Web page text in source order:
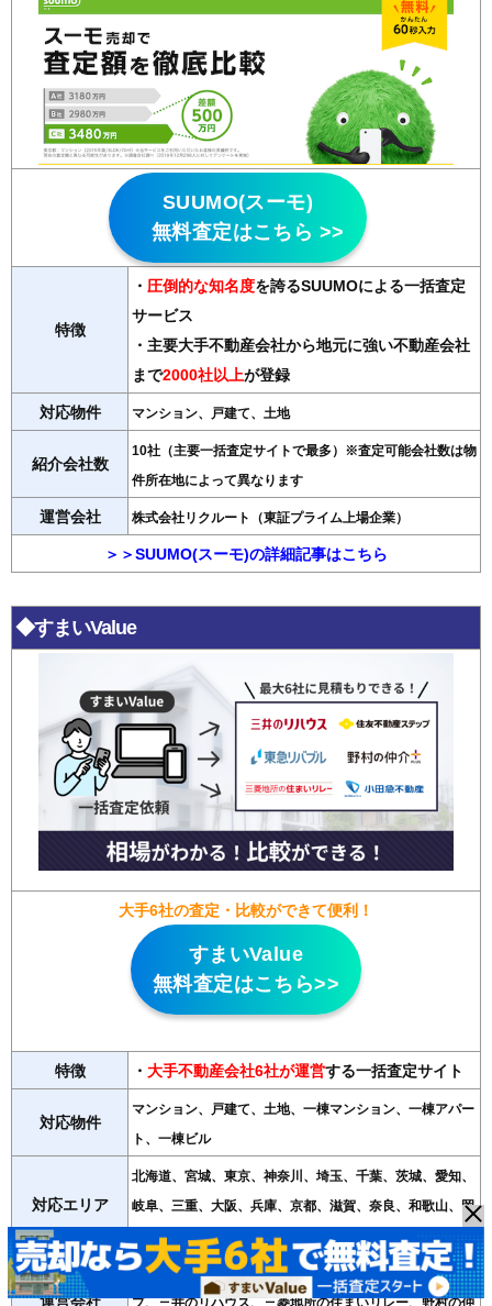
SUUMO(スーモ)
無料査定はこちら >>
特徴
・ 圧倒的な知名度を誇るSUUMOによる一括査定
サービス
・主要大手不動産会社から地元に強い不動産会社
まで2000社以上が登録
対応物件 マンション、戸建て、土地
紹介会社数
10社（主要一括査定サイトで最多）※査定可能会社数は物
件所在地によって異なります
運営会社 株式会社リクルート（東証プライム上場企業）
＞＞SUUMO(スーモ)の詳細記事はこちら
◆すまいValue
大手6社の査定・比較ができて便利！
すまいValue
無料査定はこちら>>
特徴 ・ 大手不動産会社6社が運営する一括査定サイト
対応物件
マンション、戸建て、土地、一棟マンション、一棟アパー
ト、一棟ビル
対応エリア
北海道、宮城、東京、神奈川、埼玉、千葉、茨城、愛知、
岐阜、三重、大阪、兵庫、京都、滋賀、奈良、和歌山、岡
山、広島、福岡、佐賀
運営会社
大手不動産会社6社（東急リバブル、住友不動産ステッ
プ、三井のリハウス、三菱地所の住まいリレー、野村の仲